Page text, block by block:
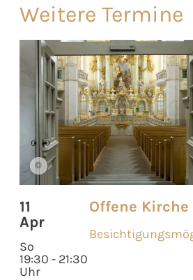
Weitere Termine
©
11
Apr
So
19:30 - 21:30
Uhr
Offene Kirche